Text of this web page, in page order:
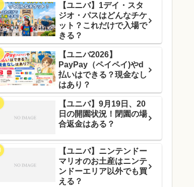
【ユニバ】1デイ・スタ
ジオ・パスはどんなチケ
ット？これだけで入場で
きる？
【ユニバ2026】
PayPay（ペイペイ)やd
払いはできる？現金なし
はあり？
【ユニバ】9月19日、20
日の開園状況！閉園の場
合返金はある？
【ユニバ】ニンテンドー
マリオのお土産はニンテ
ンドーエリア以外でも買
える？